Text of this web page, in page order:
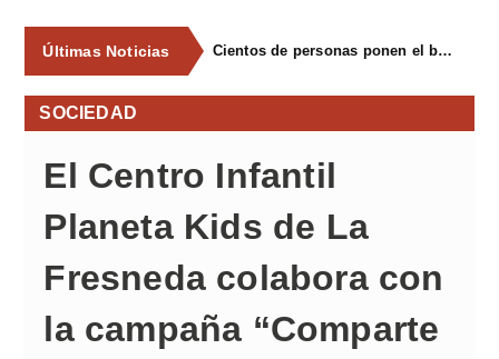
Últimas Noticias Cientos de personas ponen el broche final a las fiestas de La Salud de Lieres con la tradicional merienda
SOCIEDAD
El Centro Infantil
Planeta Kids de La
Fresneda colabora con
la campaña “Comparte